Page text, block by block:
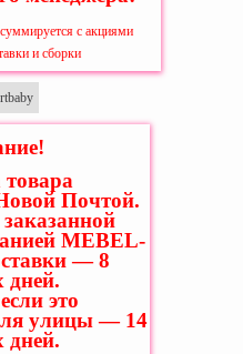
с акциями
и сборки
товара
Почтой.
MEBEL-
— 8
дней.
это
улицы — 14
дней.